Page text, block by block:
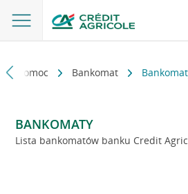
i pomoc Bankomat
BANKOMATY
Lista bankomatów banku Credit